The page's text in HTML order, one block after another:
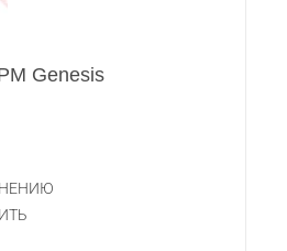
Genesis